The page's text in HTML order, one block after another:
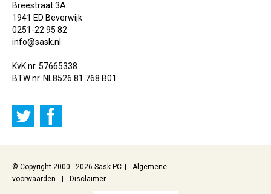
Breestraat 3A
1941 ED Beverwijk
0251-22 95 82
info@sask.nl
KvK nr. 57665338
BTW nr. NL8526.81.768.B01
© Copyright 2000 - 2026 Sask PC
Algemene
voorwaarden
Disclaimer